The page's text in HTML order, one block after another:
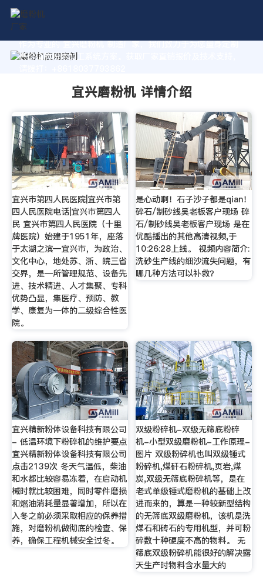
作为专业的 宜兴磨粉机 制造厂家，我们致力于为您量身定制
高价值的粉体加工系统方案。获取厂家直销报价及技术支持，
宜兴磨粉机 详情介绍
宜兴市第四人民医院|宜兴市第
四人民医院电话|宜兴市第四人
民 宜兴市第四人民医院（十里
牌医院）始建于1951年，座落
于太湖之滨—宜兴市，为政治、
文化中心，地处苏、浙、皖三省
交界，是一所管理规范、设备先
进、技术精进、人才集聚、专科
优势凸显，集医疗、预防、教
学、康复为一体的二级综合性医
院。
是心动啊！石子沙子都是qian！
碎石/制砂线吴老板客户现场 碎
石/制砂线吴老板客户现场 是在
优酷播出的其他高清视频,于
10:26:28上线。 视频内容简介:
洗砂生产线的细沙流失问题，有
哪几种方法可以补救？
宜兴精新粉体设备科技有限公司
- 低温环境下粉碎机的维护要点
宜兴精新粉体设备科技有限公司
点击2139次 冬天气温低，柴油
和水都比较容易冻着，在启动机
械时就比较困难，同时零件磨损
和燃油消耗量显著增加，所以在
入冬之前必须采取相应的保养措
施，对磨粉机做彻底的检查、保
养，确保工程机械安全过冬。
双级粉碎机-双级无筛底粉碎
机-小型双级磨粉机-工作原理-
图片 双级粉碎机也叫双级锤式
粉碎机,煤矸石粉碎机,页岩,煤
炭,双级无筛底粉碎机等，是在
老式单级锤式磨粉机的基础上改
进而来的，算是一种较新型结构
的无筛底双级磨粉机，该机是洗
煤石和砖石的专用机型，并可粉
碎数十种硬度不高的物料。 无
筛底双级粉碎机能很好的解决露
天生产时物料含水量大的